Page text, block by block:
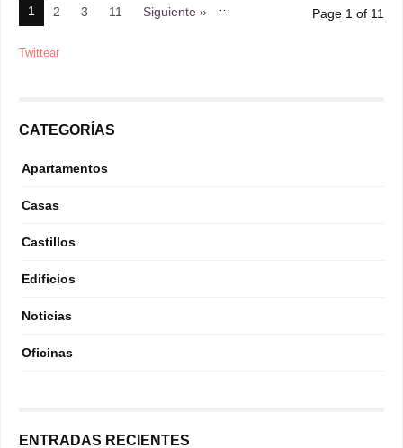
1 2 3 …
11 Siguiente » Page 1 of 11
Twittear
CATEGORÍAS
Apartamentos
Casas
Castillos
Edificios
Noticias
Oficinas
ENTRADAS RECIENTES